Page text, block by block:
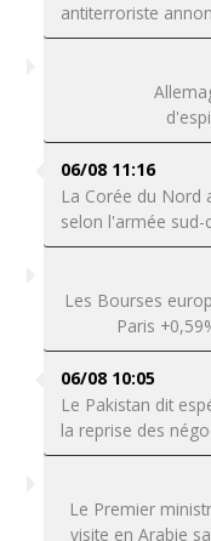
antiterroriste
06/08 11:16
La Corée du Nord
selon l'armée sud-
Les Bourses
Paris
06/08 10:05
Le Pakistan dit
la reprise des
Le Premier
visite en Arabie